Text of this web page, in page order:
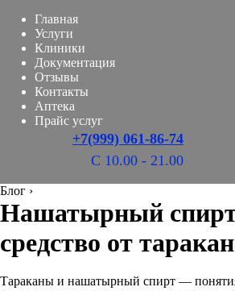
Главная
Услуги
Клиники
Документация
Отзывы
Контакты
Аптека
Прайс услуг
+7(999) 061-86-74
С 10.00 - 21.00
Блог ›
Нашатырный
средство от
Тараканы и нашатырный спирт —